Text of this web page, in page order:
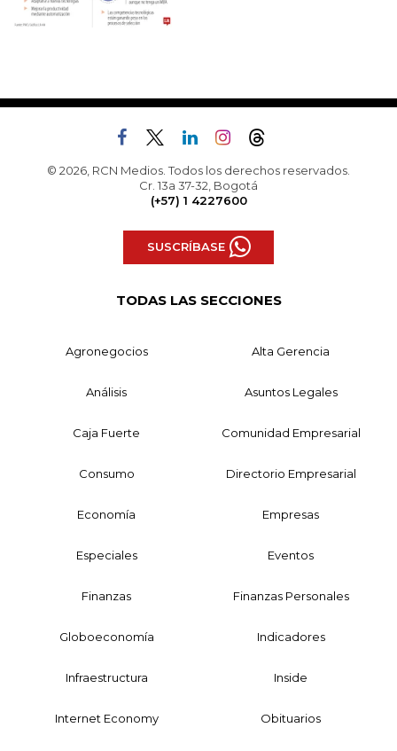
© 2026, RCN Medios. Todos los derechos reservados.
Cr. 13a 37-32, Bogotá
(+57) 1 4227600
SUSCRÍBASE
TODAS LAS SECCIONES
Agronegocios Alta Gerencia
Análisis Asuntos Legales
Caja Fuerte Comunidad Empresarial
Consumo Directorio Empresarial
Economía Empresas
Especiales Eventos
Finanzas Finanzas Personales
Globoeconomía Indicadores
Infraestructura Inside
Internet Economy Obituarios